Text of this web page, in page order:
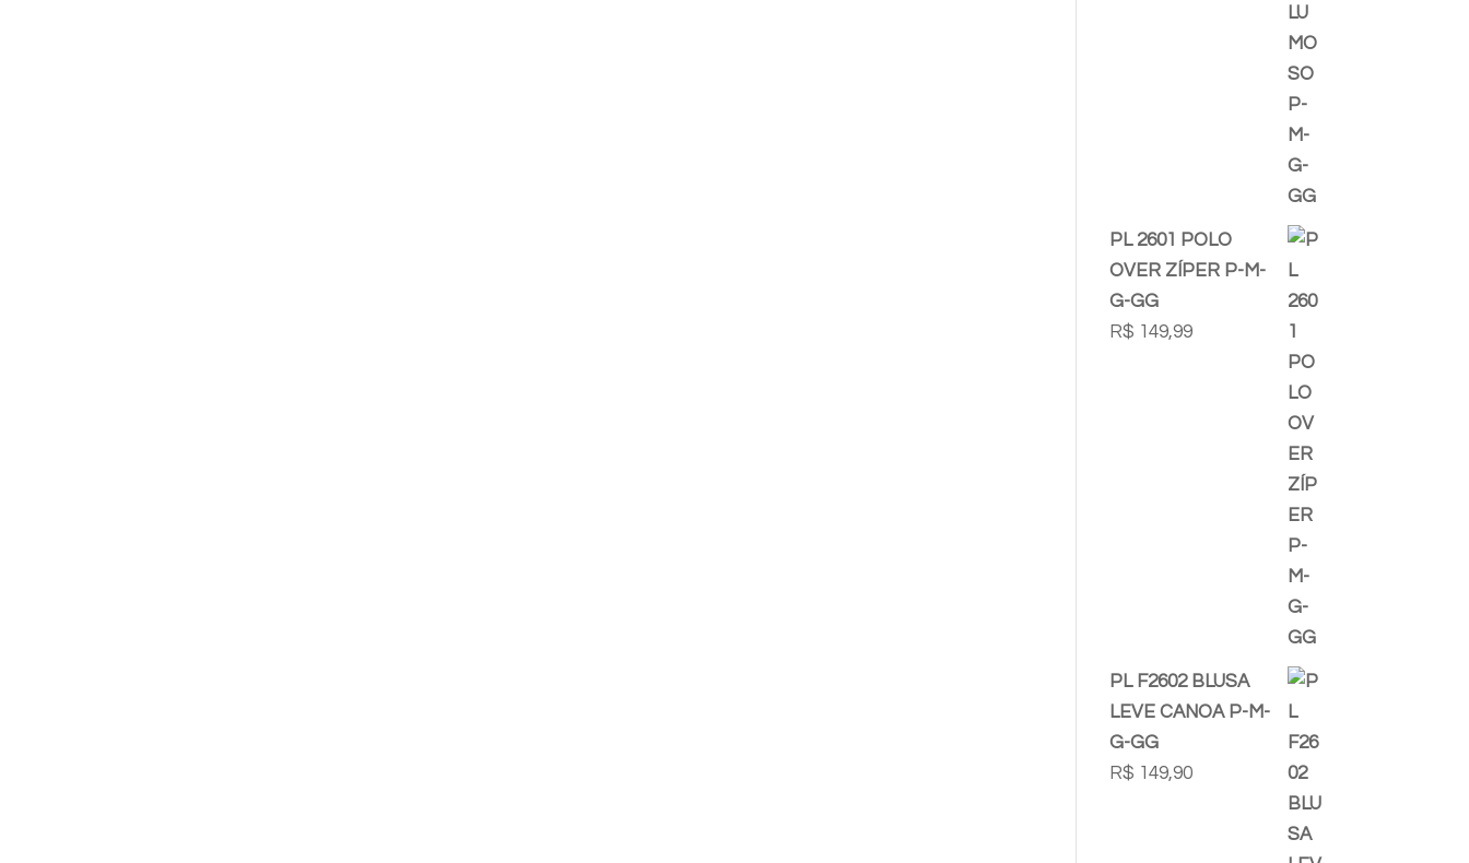
PL 2601 POLO
OVER ZÍPER P-M-
G-GG
R$ 149,99
PL F2602 BLUSA
LEVE CANOA P-M-
G-GG
R$ 149,90